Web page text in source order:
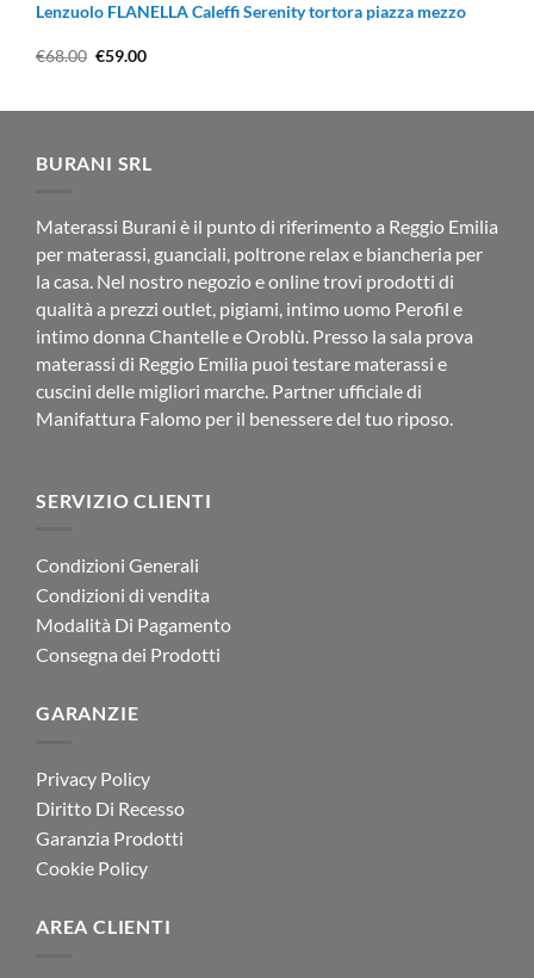
Lenzuolo FLANELLA Caleffi Serenity tortora piazza mezzo
€68.00 Il
€68.00.
€59.00Il
€59.00.
BURANI SRL
Materassi Burani è il punto di riferimento a Reggio Emilia
per materassi, guanciali, poltrone relax e biancheria per
la casa. Nel nostro negozio e online trovi prodotti di
qualità a prezzi outlet, pigiami, intimo uomo Perofil e
intimo donna Chantelle e Oroblù. Presso la sala prova
materassi di Reggio Emilia puoi testare materassi e
cuscini delle migliori marche. Partner ufficiale di
Manifattura Falomo per il benessere del tuo riposo.
SERVIZIO CLIENTI
Condizioni Generali
Condizioni di vendita
Modalità Di Pagamento
Consegna dei Prodotti
GARANZIE
Privacy Policy
Diritto Di Recesso
Garanzia Prodotti
Cookie Policy
AREA CLIENTI